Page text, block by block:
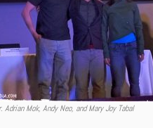
Adrian Mok, Andy Neo, and Mary Joy Tabal